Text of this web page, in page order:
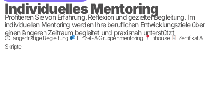
Individuelles Mentoring
Profitieren Sie von Erfahrung, Reflexion und gezielter Begleitung. Im
individuellen Mentoring werden Ihre beruflichen Entwicklungsziele über
einen längeren Zeitraum begleitet und praxisnah unterstützt.
⏱ längerfristige Begleitung Einzel- & Gruppenmentoring Inhouse
Zertifikat &
Skripte